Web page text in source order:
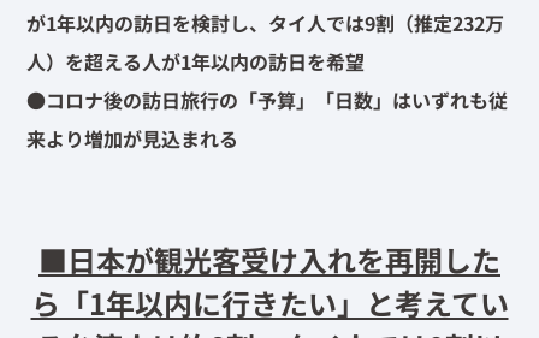
が1年以内の訪日を検討し、タイ人では9割（推定232万
人）を超える人が1年以内の訪日を希望
●コロナ後の訪日旅行の「予算」「日数」はいずれも従
来より増加が見込まれる
■日本が観光客受け入れを再開した
ら「1年以内に行きたい」と考えてい